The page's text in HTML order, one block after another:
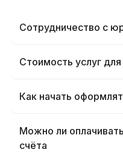
Сотрудничество с
Стоимость услуг
Как начать
Можно ли
счёта